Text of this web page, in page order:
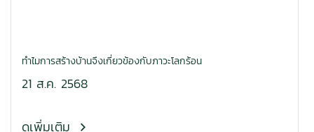
ทำไมการสร้างบ้านจึงเกี่ยวข้องกับภาวะโลกร้อน
21 ส.ค. 2568
ดูเพิ่มเติม